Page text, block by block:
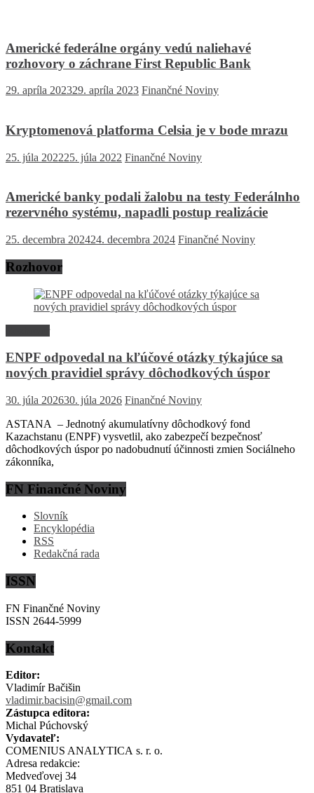
Americké federálne orgány vedú naliehavé
rozhovory o záchrane First Republic Bank
29. apríla 202329. apríla 2023 Finančné Noviny
Kryptomenová platforma Celsia je v bode mrazu
25. júla 202225. júla 2022 Finančné Noviny
Americké banky podali žalobu na testy Federálnho
rezervného systému, napadli postup realizácie
25. decembra 202424. decembra 2024 Finančné Noviny
Rozhovor
ENPF odpovedal na kľúčové otázky týkajúce sa
nových pravidiel správy dôchodkových úspor
30. júla 202630. júla 2026 Finančné Noviny
ASTANA – Jednotný akumulatívny dôchodkový fond
Kazachstanu (ENPF) vysvetlil, ako zabezpečí bezpečnosť
dôchodkových úspor po nadobudnutí účinnosti zmien Sociálneho
zákonníka,
FN Finančné Noviny
Slovník
Encyklopédia
RSS
Redakčná rada
ISSN
FN Finančné Noviny
ISSN 2644-5999
Kontakt
Editor:
Vladimír Bačišin
vladimir.bacisin@gmail.com
Zástupca editora:
Michal Púchovský
Vydavateľ:
COMENIUS ANALYTICA s. r. o.
Adresa redakcie:
Medveďovej 34
851 04 Bratislava